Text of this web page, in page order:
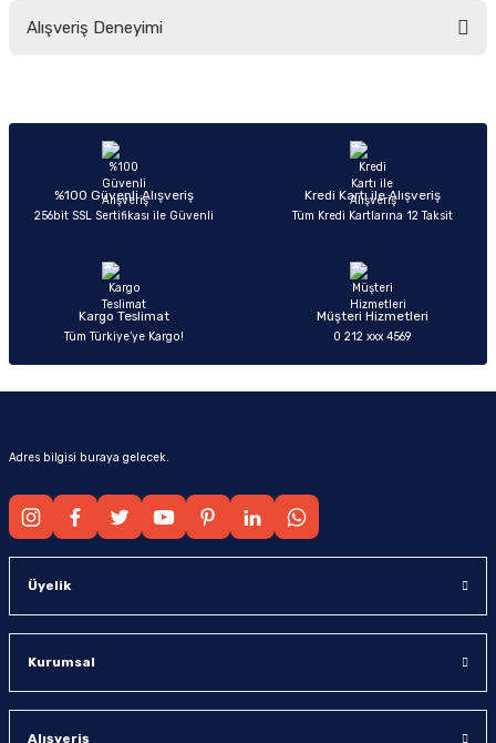
yetersiz gördüğünüz noktaları öneri formunu kullanarak tarafımıza
Ürün açıklamasında eksik bilgiler bulunuyor.
Ürün bilgilerinde hatalar bulunuyor.
Ürün fiyatı diğer sitelerden daha pahalı.
Alışveriş Deneyimi
Sitemize ilk yorumu siz yapın!
%100 Güvenli Alışveriş
256bit SSL Sertifikası ile Güvenli
Kredi Kartı ile Alışveriş
Tüm Kredi Kartlarına 12 Taksit
Kargo Teslimat
Tüm Türkiye’ye Kargo!
Müşteri Hizmetleri
0 212 xxx 4569
Adres bilgisi buraya gelecek.
Üyelik
Kurumsal
Alışveriş